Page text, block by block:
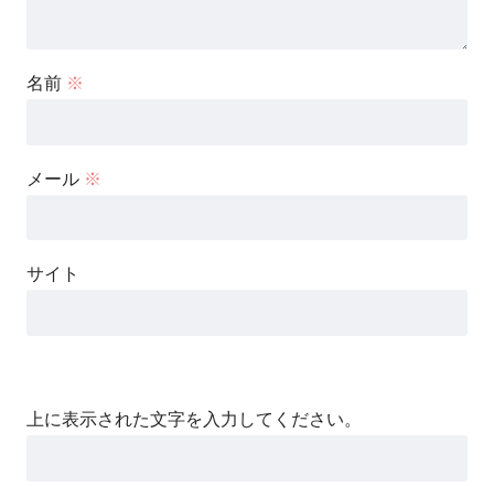
名前 ※
メール ※
サイト
上に表示された文字を入力してください。